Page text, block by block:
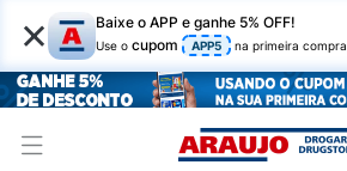
× Baixe o APP e ganhe 5% OFF!
Use o cupom APP5 na primeira compra